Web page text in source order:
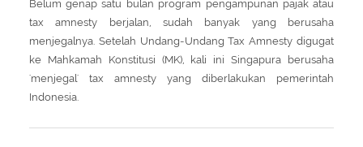
Belum genap satu bulan program pengampunan pajak atau
tax amnesty berjalan, sudah banyak yang berusaha
menjegalnya. Setelah Undang-Undang Tax Amnesty digugat
ke Mahkamah Konstitusi (MK), kali ini Singapura berusaha
'menjegal' tax amnesty yang diberlakukan pemerintah
Indonesia.